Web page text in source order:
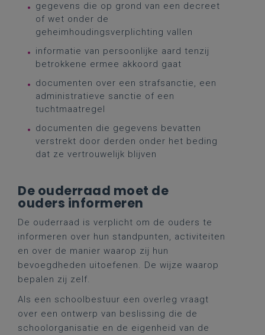
gegevens die op grond van een decreet
of wet onder de
geheimhoudingsverplichting vallen
informatie van persoonlijke aard tenzij
betrokkene ermee akkoord gaat
documenten over een strafsanctie, een
administratieve sanctie of een
tuchtmaatregel
documenten die gegevens bevatten
verstrekt door derden onder het beding
dat ze vertrouwelijk blijven
De ouderraad moet de
ouders informeren
De ouderraad is verplicht om de ouders te
informeren over hun standpunten, activiteiten
en over de manier waarop zij hun
bevoegdheden uitoefenen. De wijze waarop
bepalen zij zelf.
Als een schoolbestuur een overleg vraagt
over een ontwerp van beslissing die de
schoolorganisatie en de eigenheid van de